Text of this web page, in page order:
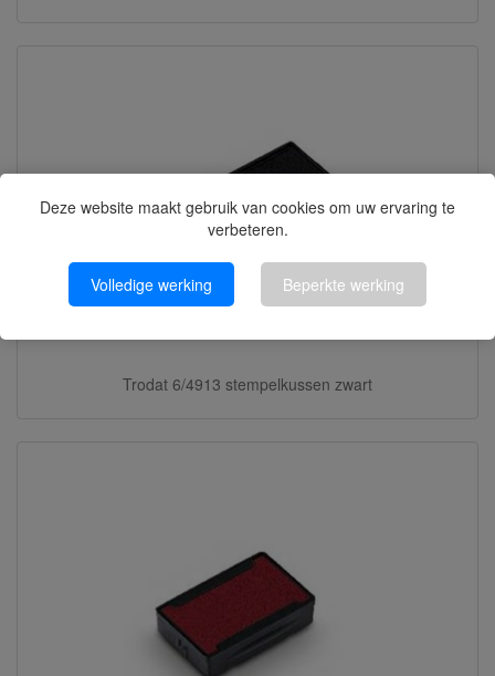
Deze website maakt gebruik van cookies om uw ervaring te
verbeteren.
Volledige werking Beperkte werking
Trodat 6/4913 stempelkussen zwart